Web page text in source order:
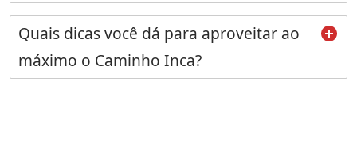
Quais dicas você dá para aproveitar ao
máximo o Caminho Inca?